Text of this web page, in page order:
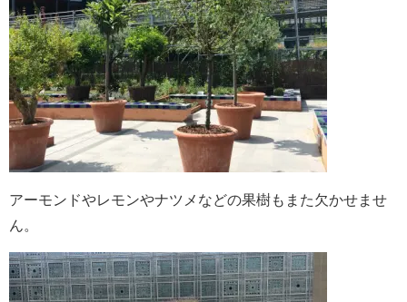
アーモンドやレモンやナツメなどの果樹もまた欠かせませ
ん。